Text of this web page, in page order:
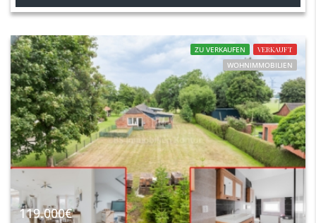
ZU VERKAUFEN
VERKAUFT
WOHNIMMOBILIEN
119.000€